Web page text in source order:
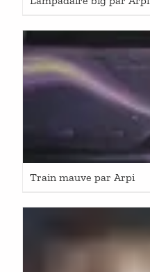
Train mauve par Arpi